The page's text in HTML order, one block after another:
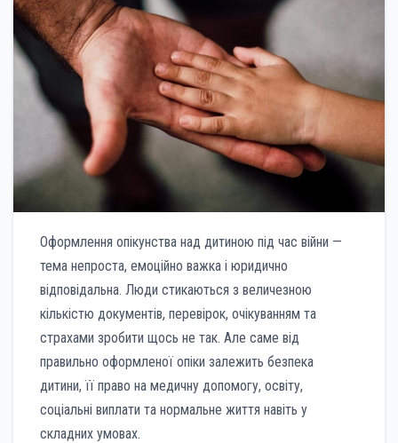
Оформлення опікунства над дитиною під час війни —
тема непроста, емоційно важка і юридично
відповідальна. Люди стикаються з величезною
кількістю документів, перевірок, очікуванням та
страхами зробити щось не так. Але саме від
правильно оформленої опіки залежить безпека
дитини, її право на медичну допомогу, освіту,
соціальні виплати та нормальне життя навіть у
складних умовах.